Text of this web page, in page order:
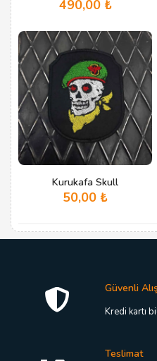
490,00 ₺
ürünün
birden
fazla
varyasyonu
var.
Seçenekler
ürün
sayfasından
seçilebilir
Kurukafa Skull
50,00 ₺
Güvenli
Kredi kartı
Teslimat